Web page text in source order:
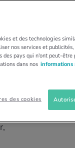
et des technologies
nos services et
pays qui n'ont peut-être
dans nos informations
des cookies